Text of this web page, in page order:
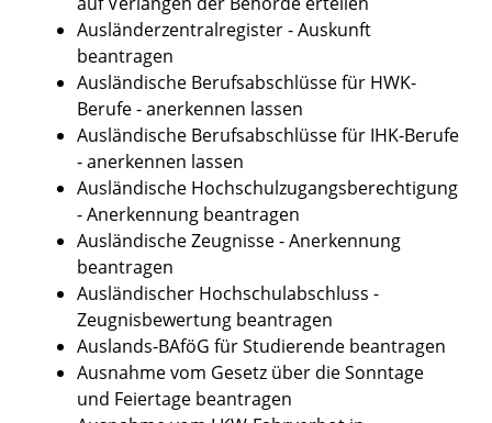
Ausländerzentralregister - Auskunft
beantragen
Ausländische Berufsabschlüsse für HWK-
Berufe - anerkennen lassen
Ausländische Berufsabschlüsse für IHK-Berufe
- anerkennen lassen
Ausländische Hochschulzugangsberechtigung
- Anerkennung beantragen
Ausländische Zeugnisse - Anerkennung
beantragen
Ausländischer Hochschulabschluss -
Zeugnisbewertung beantragen
Auslands-BAföG für Studierende beantragen
Ausnahme vom Gesetz über die Sonntage
und Feiertage beantragen